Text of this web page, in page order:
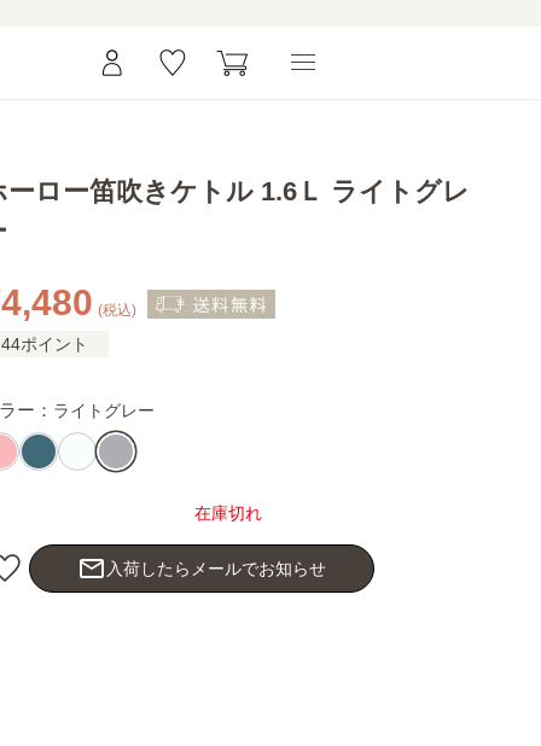
ーロー笛吹きケトル 1.6Ｌ ライトグレ
(税込)
44ポイント
ー： ライトグレー
在庫切れ
mail_outline 入荷したらメールでお知らせ